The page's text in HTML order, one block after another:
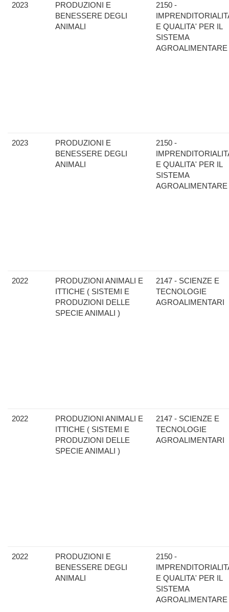
2023
PRODUZIONI E
BENESSERE DEGLI
ANIMALI
2150 -
E QUALITA' PER IL
SISTEMA
AGROALIMENTARE
2023
PRODUZIONI E
BENESSERE DEGLI
ANIMALI
2150 -
E QUALITA' PER IL
SISTEMA
AGROALIMENTARE
2022
PRODUZIONI ANIMALI E
ITTICHE ( SISTEMI E
PRODUZIONI DELLE
SPECIE ANIMALI )
2147 - SCIENZE E
TECNOLOGIE
AGROALIMENTARI
2022
PRODUZIONI ANIMALI E
ITTICHE ( SISTEMI E
PRODUZIONI DELLE
SPECIE ANIMALI )
2147 - SCIENZE E
TECNOLOGIE
AGROALIMENTARI
2022
PRODUZIONI E
BENESSERE DEGLI
ANIMALI
2150 -
E QUALITA' PER IL
SISTEMA
AGROALIMENTARE